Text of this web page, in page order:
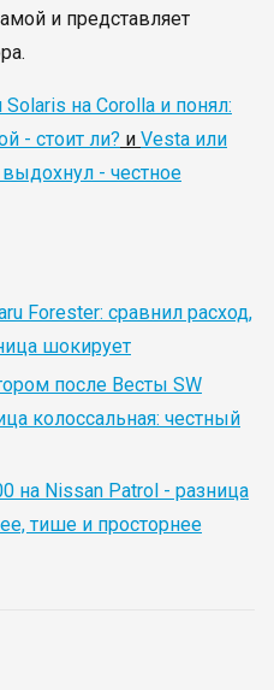
и представляет
на Corolla и понял:
- стоит ли? и Vesta или
- честное
Forester: сравнил расход,
шокирует
после Весты SW
колоссальная: честный
на Nissan Patrol - разница
тише и просторнее